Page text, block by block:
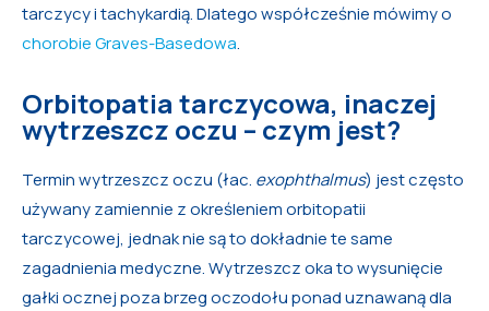
tarczycy i tachykardią. Dlatego współcześnie mówimy o
chorobie Graves-Basedowa.
Orbitopatia tarczycowa, inaczej
wytrzeszcz oczu – czym jest?
Termin wytrzeszcz oczu (łac. exophthalmus) jest często
używany zamiennie z określeniem orbitopatii
tarczycowej, jednak nie są to dokładnie te same
zagadnienia medyczne. Wytrzeszcz oka to wysunięcie
gałki ocznej poza brzeg oczodołu ponad uznawaną dla